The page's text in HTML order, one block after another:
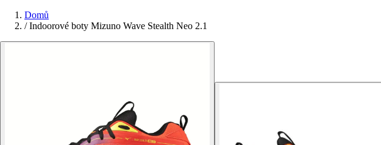
Domů
/ Indoorové boty Mizuno Wave Stealth Neo 2.1